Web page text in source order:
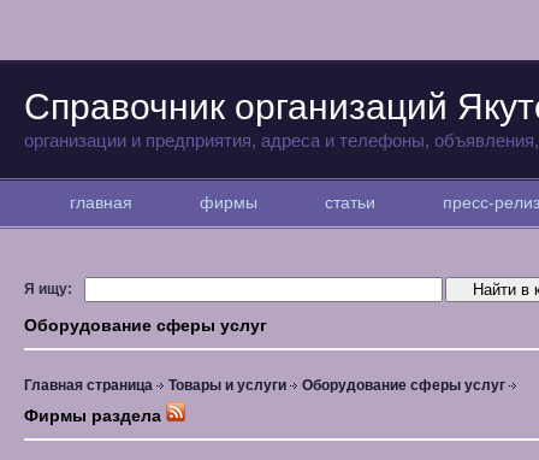
Справочник организаций
организации и предприятия, адреса и телефоны,
главная фирмы статьи пресс-
Я ищу:
Оборудование сферы услуг
Главная страница Товары и услуги Оборудование сферы услуг
Фирмы раздела